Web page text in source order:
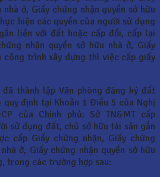
ở, Giấy chứng nhận quyền sở hữu
hiện các quyền của người sử dụng
liền với đất hoặc cấp đổi, cấp lại
nhận quyền sở hữu nhà ở, Giấy
công trình xây dựng thì việc cấp giấy
thành lập Văn phòng đăng ký đất
định tại Khoản 1 Điều 5 của Nghị
của Chính phủ: Sở TN&MT cấp
sử dụng đất, chủ sở hữu tài sản gắn
cấp Giấy chứng nhận, Giấy chứng
ở, Giấy chứng nhận quyền sở hữu
trong các trường hợp sau: